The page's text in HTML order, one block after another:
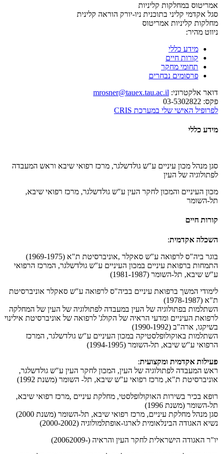
אמריטוס במחלקות קליניות
סגל אקדמי קליני בתוכנית ניו-יורק הוראה קלינית
מחלקות קליניות אמריטוס
ניווט מהיר:
מידע כללי
קורות חיים
תחומי מחקר
פרסומים נבחרים
דואר אלקטרוני: mrosner@tauex.tau.ac.il
פקס:
לפרופיל האישי שלי במערכת CRIS
מידע כללי
סגן מנהל מכון עיניים ע"ש גולדשלגר, מרכז רפואי שיבא וראש המעבדה
לפתולוגיה של העין
מכון העיניים והמכון לחקר העין ע"ש גולדשלגר, מרכז רפואי שיבא,
תל-השומר
קורות חיים
השכלה אקדמית:
בוגר ביה"ס לרפואה ע"ש סאקלר ,אוניברסיטת ת"א (1969-1975)
התמחות ברפואת עיניים במכון העיניים ע"ש גולדשלגר, המרכז הרפואי
ע"ש שיבא, תל-השומר (1981-1987)
לימודי המשך ברפואת עיניים בביה"ס לרפואה ע"ש סאקלר אוניברסיטת
ת"א (1978-1987)
השתלמות בפתולוגיה של העין במעבדה לפתולוגיה של העין של המחלקה
לרפואת העיניים ומדעי הראיה של הקולג' לרפואה של אוניברסיטת אילינוי
בשיקגו, ארה"ב (1990-1992)
השתלמות באוקולופלסטיקה במכון העיניים ע"ש גולדשלגר, המרכז
הרפואי ע"ש שיבא, תל-השומר (1994-1995)
פעילות אקדמית ומקצועית:
ראש המעבדה לפתולוגיה של העין, המכון לחקר העין ע"ש גולדשלגר,
אוניברסיטת ת"א, מרכז רפואי ע"ש שיבא, תל- השומר (משנת 1992)
רופא בכיר בשירות האוקולופלסטי, מחלקת עיניים ,מרכז רפואי שיבא,
תל-השומר (משנת 1996)
סגן מנהל מחלקת עיניים, מרכז רפואי שיבא, תל-השומר (משנת 2000)
נשיא האגודה הבינלאומית לארגו-אופתלמולוגיה (2000-2002
)
יו"ר האגודה הישראלית לחקר העין והראיה (-
2009
2006)